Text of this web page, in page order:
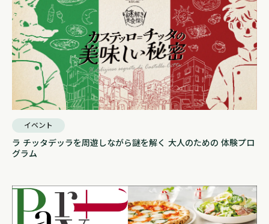
イベント
ラ チッタデッラを周遊しながら謎を解く 大人のための 体験プロ
グラム